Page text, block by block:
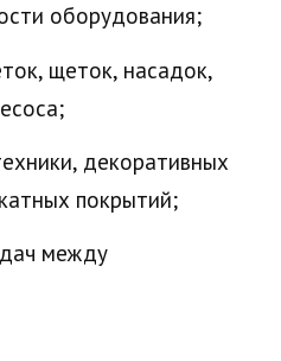
оборудования;
щеток, насадок,
декоративных
покрытий;
между